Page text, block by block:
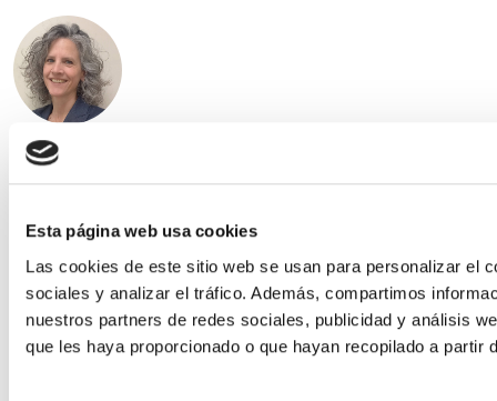
Esta página web usa cookies
Las cookies de este sitio web se usan para personalizar el
sociales y analizar el tráfico. Además, compartimos
nuestros partners de redes sociales, publicidad y análisis
que les haya proporcionado o que hayan recopilado a
Jadwiga Kitovitz, CFA
Directora de Carteras Multiactivos y Clientes Institucionales
Creand Asset Management Andorra